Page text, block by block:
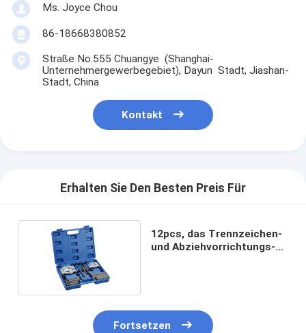
Ms. Joyce Chou
86-18668380852
Straße No.555 Chuangye (Shanghai-
Unternehmergewerbegebiet), Dayun Stadt, Jiashan-
Stadt, China
Kontakt
Erhalten Sie Den Besten Preis Für
12pcs, das Trennzeichen-
und Abziehvorrichtungs-
Fortsetzen